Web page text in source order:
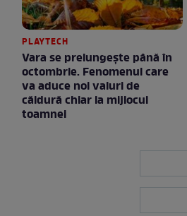
PLAYTECH
Vara se prelungeşte până în
octombrie. Fenomenul care
va aduce noi valuri de
căldură chiar la mijlocul
toamnei